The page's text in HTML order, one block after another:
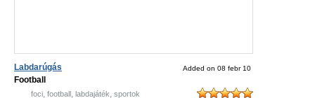
Labdarúgás
Football
Added on 08 febr 10
foci, football, labdajáték, sportok